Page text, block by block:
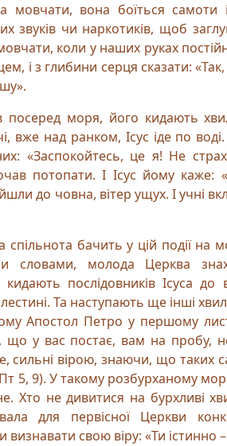
мовчати, вона боїться
звуків чи наркотиків, щоб
коли у наших руках
і з глибини серця сказати:
посеред моря, його кидають
вже над ранком, Ісус іде по
«Заспокойтесь, це я! Не
потопати. І Ісус йому каже:
до човна, вітер ущух. І учні
бачить у цій події на
молода Церква
послідовників Ісуса до
Та наступають ще інші
Апостол Петро у першому
що у вас постає, вам на пробу,
сильні вірою, знаючи, що таких
5, 9). У такому розбурханому
Хто не дивитися на бурхливі
для первісної Церкви
визнавати свою віру: «Ти істинно